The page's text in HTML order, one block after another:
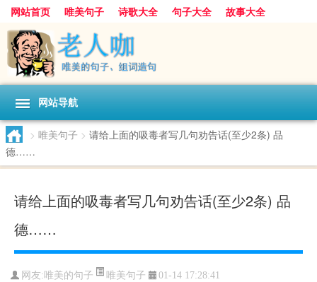
网站首页 唯美句子 诗歌大全 句子大全
故事大全
人生感悟
其他美文 美文欣赏
感人故事
句子分类
网站导航
> 唯美句子 > 请给上面的吸毒者写几句劝告话(至少2条) 品
德……
请给上面的吸毒者写几句劝告话(至少2条) 品
德……
网友: 唯美的句子 唯美句子 01-14 17:28:41